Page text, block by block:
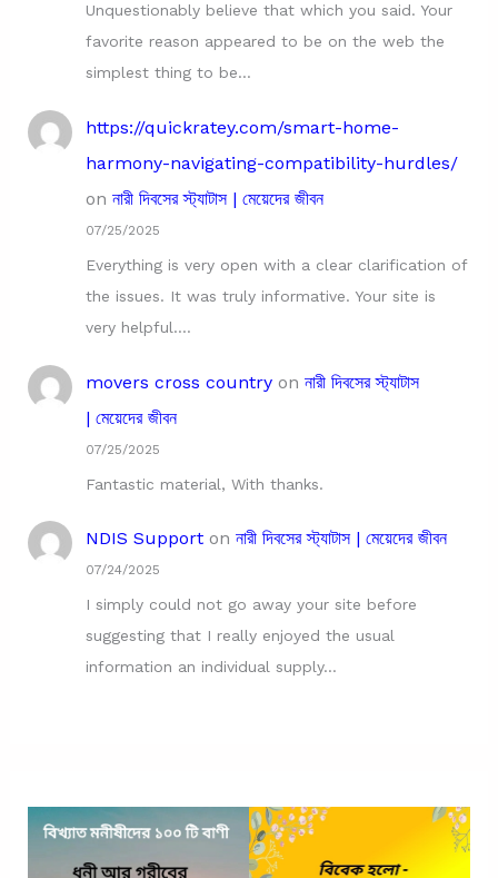
Unquestionably believe that which you said. Your
favorite reason appeared to be on the web the
simplest thing to be…
https://quickratey.com/smart-home-
harmony-navigating-compatibility-hurdles/
on নারী দিবসের স্ট্যাটাস | মেয়েদের জীবন
07/25/2025
Everything is very open with a clear clarification of
the issues. It was truly informative. Your site is
very helpful.…
movers cross countryon নারী দিবসের স্ট্যাটাস
| মেয়েদের জীবন
07/25/2025
Fantastic material, With thanks.
NDIS Supporton নারী দিবসের স্ট্যাটাস | মেয়েদের জীবন
07/24/2025
I simply could not go away your site before
suggesting that I really enjoyed the usual
information an individual supply…